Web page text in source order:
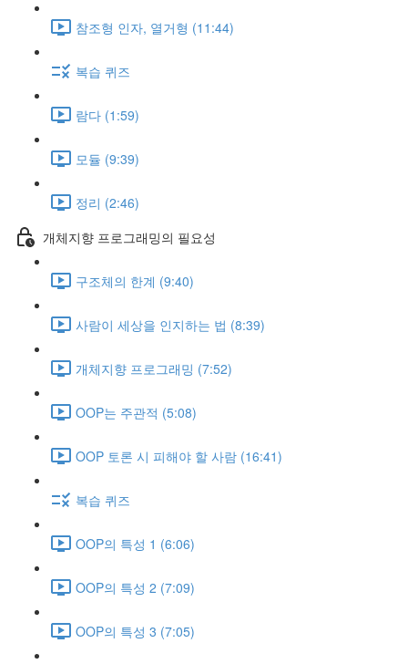
참조형 인자, 열거형 (11:44)
복습 퀴즈
람다 (1:59)
모듈 (9:39)
정리 (2:46)
개체지향 프로그래밍의 필요성
구조체의 한계 (9:40)
사람이 세상을 인지하는 법 (8:39)
개체지향 프로그래밍 (7:52)
OOP는 주관적 (5:08)
OOP 토론 시 피해야 할 사람 (16:41)
복습 퀴즈
OOP의 특성 1 (6:06)
OOP의 특성 2 (7:09)
OOP의 특성 3 (7:05)